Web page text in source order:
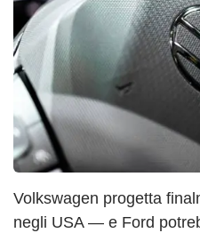
Volkswagen progetta
negli USA — e Ford